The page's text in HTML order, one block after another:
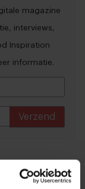
magazine
interviews,
Inspiration
informatie.
Verzend
van